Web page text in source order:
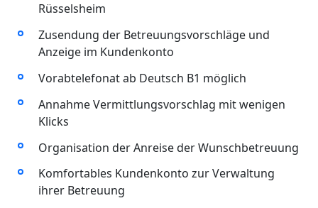
Rüsselsheim
Zusendung der Betreuungsvorschläge und
Anzeige im Kundenkonto
Vorabtelefonat ab Deutsch B1 möglich
Annahme Vermittlungsvorschlag mit wenigen
Klicks
Organisation der Anreise der Wunschbetreuung
Komfortables Kundenkonto zur Verwaltung
ihrer Betreuung